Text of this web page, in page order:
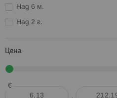
Над 6 м.
Над 2 г.
Цена
€